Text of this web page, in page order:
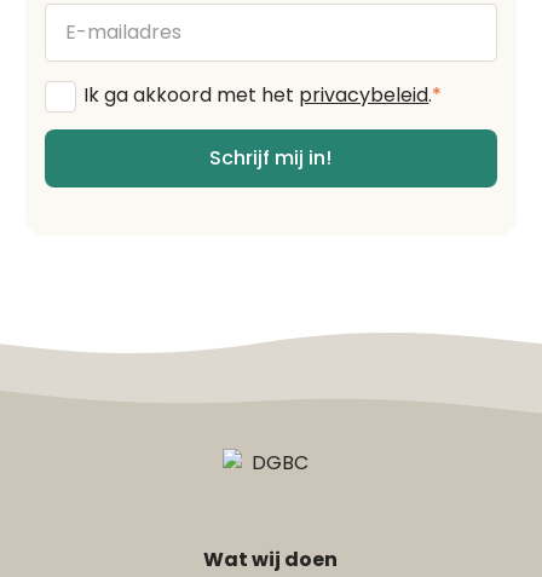
E-
mailadres
Algemene
voorwaarden*
Ik ga akkoord met het privacybeleid.*
Schrijf mij in!
Wat wij doen